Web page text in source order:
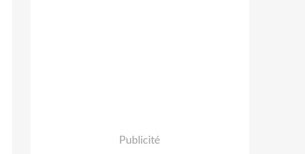
Publicité